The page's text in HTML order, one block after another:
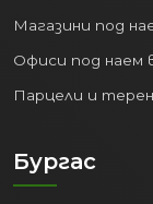
Магазини под
Офиси под наем
Парцели и
Бургас